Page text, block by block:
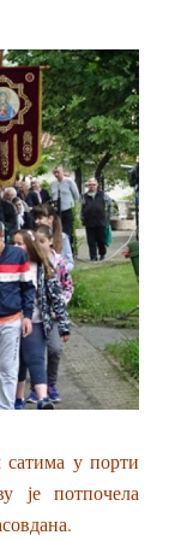
у порти
је потпочела